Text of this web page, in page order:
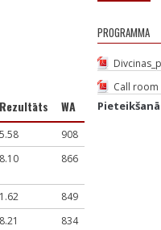
Rezultāts WA
5.58
908
8.10 866
1.62
849
8.21 834
PROGRAMMA
Call